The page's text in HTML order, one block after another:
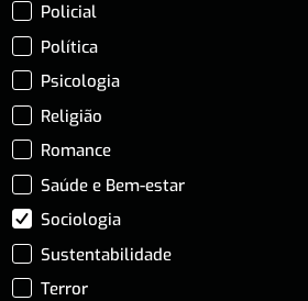
Policial
Política
Psicologia
Religião
Romance
Saúde e Bem-estar
Sociologia
Sustentabilidade
Terror